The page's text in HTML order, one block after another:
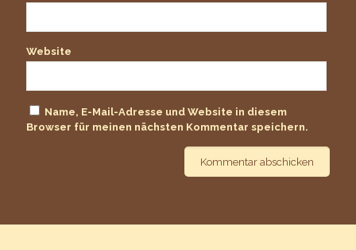
Website
Name, E-Mail-Adresse und Website in diesem
Browser für meinen nächsten Kommentar speichern.